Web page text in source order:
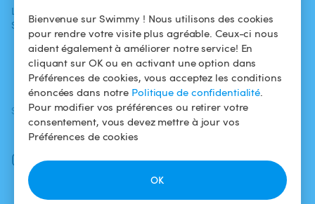
Bienvenue sur Swimmy ! Nous utilisons des cookies
pour rendre votre visite plus agréable. Ceux-ci nous
aident également à améliorer notre service! En
cliquant sur OK ou en activant une option dans
Préférences de cookies, vous acceptez les conditions
énoncées dans notre Politique de confidentialité.
Pour modifier vos préférences ou retirer votre
consentement, vous devez mettre à jour vos
Préférences de cookies
OK
L'aventure
Swimmy
Louer ma piscine
Comment ça
marche ?
confidentialité
Mentions légales
SUIVEZ-NOUS
Facebook
Instagram
TÉLÉCHARGEZ L'APP